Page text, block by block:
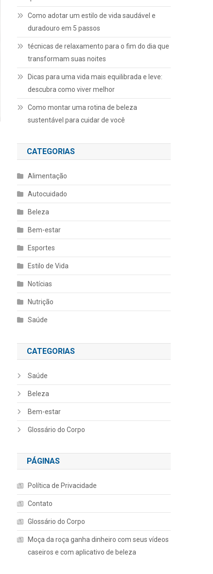
Como adotar um estilo de vida saudável e
duradouro em 5 passos
técnicas de relaxamento para o fim do dia que
transformam suas noites
Dicas para uma vida mais equilibrada e leve:
descubra como viver melhor
Como montar uma rotina de beleza
sustentável para cuidar de você
CATEGORIAS
Alimentação
Autocuidado
Beleza
Bem-estar
Esportes
Estilo de Vida
Notícias
Nutrição
Saúde
CATEGORIAS
Saúde
Beleza
Bem-estar
Glossário do Corpo
PÁGINAS
Política de Privacidade
Contato
Glossário do Corpo
Moça da roça ganha dinheiro com seus vídeos
caseiros e com aplicativo de beleza